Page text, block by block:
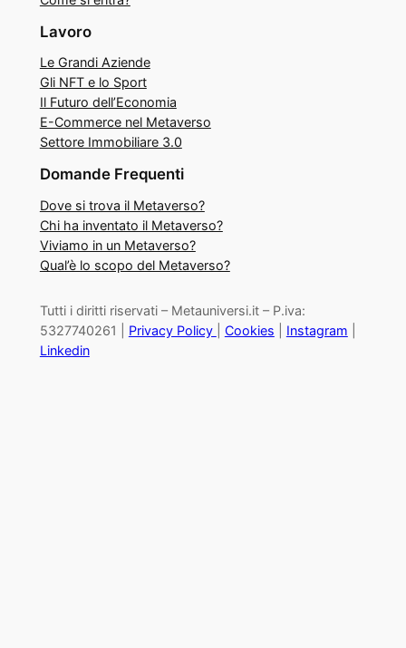
Lavoro
Le Grandi Aziende
Gli NFT e lo Sport
Il Futuro dell’Economia
E-Commerce nel Metaverso
Settore Immobiliare 3.0
Domande Frequenti
Dove si trova il Metaverso?
Chi ha inventato il Metaverso?
Viviamo in un Metaverso?
Qual’è lo scopo del Metaverso?
Tutti i diritti riservati – Metauniversi.it – P.iva:
5327740261 | Privacy Policy Cookies Instagram
Linkedin